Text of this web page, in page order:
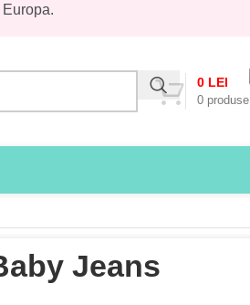
0 produse
0 LEI
Jeans